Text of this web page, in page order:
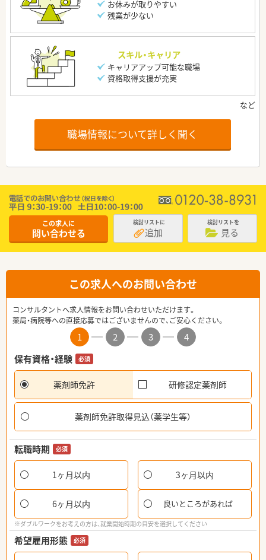
お休みが取りやすい
残業が少ない
スキル・キャリア
キャリアアップ可能な職場
資格取得支援が充実
職場情報について詳しく聞く
この求人に
問い合わせる
検討リストに
追加
検討リストを
見る
この求人へのお問い合わせ
コンサルタントへ求人情報をお問い合わせいただけます。
薬局・病院等への直接応募ではございませんので、ご安心ください。
1 2 3
4
保有資格・経験
必須
薬剤師免許 研修認定薬剤師
薬剤師免許取得見込（薬学生等）
転職時期 必須
1ヶ月以内 3ヶ月以内
6ヶ月以内 良いところがあれば
※ダブルワークをお考えの方は、就業開始時期の目安を選択してください
希望雇用形態 必須